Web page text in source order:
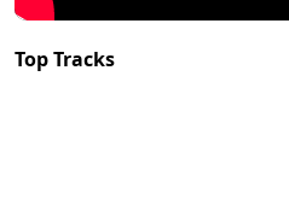
Top Tracks